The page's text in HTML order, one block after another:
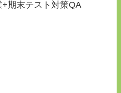
末テスト対策QA